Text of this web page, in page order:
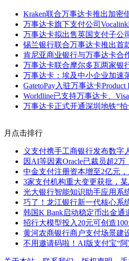
Kraken联合万事达卡推出加密
万事达卡旗下支付公司Vocalink
万事达卡拟出售英国支付子公
锡兰银行联合万事达卡推出首
肯尼亚商业银行与万事达卡合
万事达卡联合摩尔多瓦两家银
万事达卡：埃及中小企业加速
GatetoPay入驻万事达卡
Worldline已支持万事达卡、
万事达卡正式开通深圳地铁“拍
月点击排行
义支付携手工商银行发布数字
因AI等因素Oracle已裁员超2
中金支付注册资本增至2亿元
3家支付机构重大变更获批，
光大银行智能知识助手应用系
巧了！龙江银行新一代核心系
韩国K Bank启动稳定币出金通
招行大模型投入20元可创造
黄河农商银行商户支付场景建
不用邀请码啦！AI版支付宝“阿